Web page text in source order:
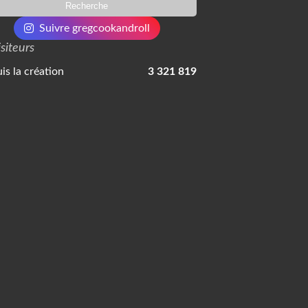
Suivre gregcookandroll
la création 3 321 819